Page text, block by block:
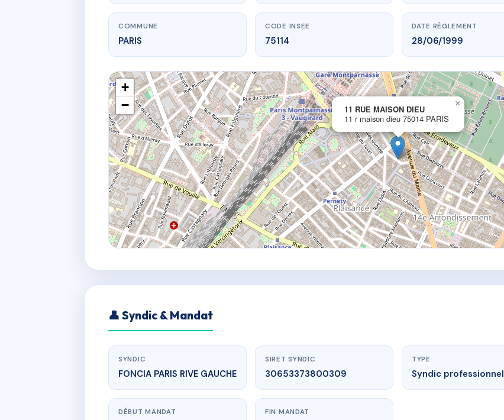
www.vme.plus/AC6597488
11 RUE MAISON DIEU
11 r maison dieu75014 PARIS
COMMUNE
PARIS
CODE INSEE
75114
DATE RÈGLEMENT
28/06/1999
11 RUE MAISON DIEU
11 r maison dieu 75014 PARIS
×
+
−
👤 Syndic & Mandat
SYNDIC
FONCIA PARIS RIVE GAUCHE
SIRET SYNDIC
30653373800309
TYPE
Syndic professionnel
DÉBUT MANDAT FIN MANDAT